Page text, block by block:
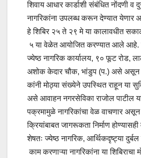
शिवाय आधार कार्डाशी संबंधित नोंदणी व
नागरिकांना उपलब्ध करून देण्यात येणार
हे शिबिर २५ ते २९ मे या कालावधीत
५ या वेळेत आयोजित करण्यात आले आहे.
ज्येष्ठ नागरिक कार्यालय, ९० फूट रोड,
अशोक केदार चौक, भांडुप (प.) असे असून
कांनी मोठ्या संख्येने उपस्थित राहून या
असे आवाहन नगरसेविका राजोल पाटील
पक्रमामुळे नागरिकांचा वेळ वाचणार असून
क्रियांबाबत जागरूकता निर्माण
शेषतः ज्येष्ठ नागरिक, आर्थिकदृष्ट्या
काम करणाऱ्या नागरिकांना या शिबिराचा